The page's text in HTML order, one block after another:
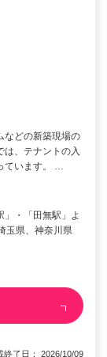
などの新築現場の
、テナントの入
ています。 …
」・「田無駅」よ
玉県、神奈川県
了日： 2026/10/09